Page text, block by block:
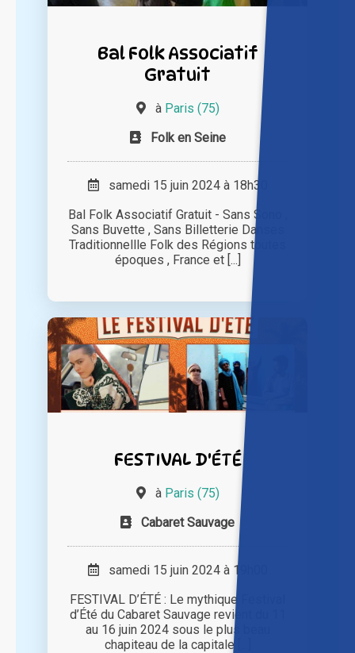
Bal Folk Associatif
Gratuit
à Paris (75)
Folk en Seine
samedi 15 juin 2024 à 18h30
Bal Folk Associatif Gratuit - Sans Sono ,
Sans Buvette , Sans Billetterie Danses
Traditionnellle Folk des Régions toutes
époques , France et [...]
FESTIVAL D'ÉTÉ
à Paris (75)
Cabaret Sauvage
samedi 15 juin 2024 à 19h00
FESTIVAL D’ÉTÉ : Le mythique Festival
d’Été du Cabaret Sauvage revient du 11
au 16 juin 2024 sous le plus beau
chapiteau de la capitale [...]